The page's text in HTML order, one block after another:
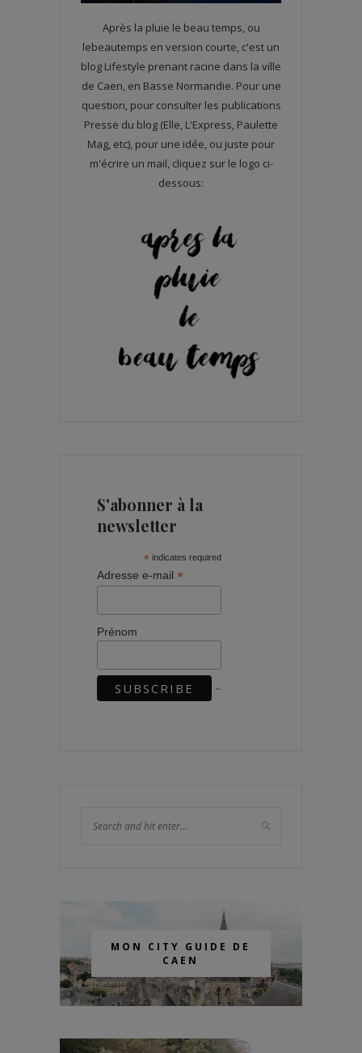
Après la pluie le beau temps, ou
lebeautemps en version courte, c'est un
blog Lifestyle prenant racine dans la ville
de Caen, en Basse Normandie. Pour une
question, pour consulter les publications
Presse du blog (Elle, L'Express, Paulette
Mag, etc), pour une idée, ou juste pour
m'écrire un mail, cliquez sur le logo ci-
dessous:
S'abonner à la
newsletter
* indicates required
Adresse e-mail *
Prénom
MON CITY GUIDE DE
CAEN